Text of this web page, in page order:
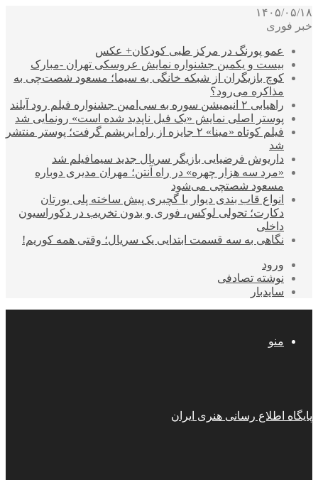
۱۴۰۵/۰۵/۱۸
خبر فوری
عمو پورنگ در مرکز طبی کودکان+ عکس
بیست و یکمین جشنواره نمایش عروسکی تهران -مبارک
کوچ بازیگران از شبکه خانگی به سیما؛ مسعود شصت‌چی به
مذاکره می‌رود؟
راهیابی ۲ انیمیشن سوره به سی‌امین جشنواره فیلم رود آیلند
پوستر اصلی نمایش «یک فیل ناپدید شده است» رونمایی شد
فیلم کوتاه «مینا» ۲ جایزه از راه ابریشم گرفت؛ پوستر منتشر
شد
داریوش فرضیایی بازیگر سریال جدید سیمافیلم شد
«مرد سه هزار چهره» در راه آنتن؛ مهران مدیری دوباره
مسعود شصتچی می‌شود
انواع قاب بندی دیوار با گچبری پیش ساخته پلی یورتان
دکارت؛ تحولی لوکس، فوری و بدون تخریب در دکوراسیون
داخلی
نگاهی به سه قسمت ابتدایی یک سریال؛ وقتی همه کوریم!
ورود
نوشته تصادفی
سایدبار
منو
پایگاه اطلاع رسانی هنری ایران